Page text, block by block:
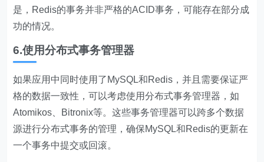
是，Redis的事务并非严格的ACID事务，可能存在部分成
功的情况。
6.使用分布式事务管理器
如果应用中同时使用了MySQL和Redis，并且需要保证严
格的数据一致性，可以考虑使用分布式事务管理器，如
Atomikos、Bitronix等。这些事务管理器可以跨多个数据
源进行分布式事务的管理，确保MySQL和Redis的更新在
一个事务中提交或回滚。